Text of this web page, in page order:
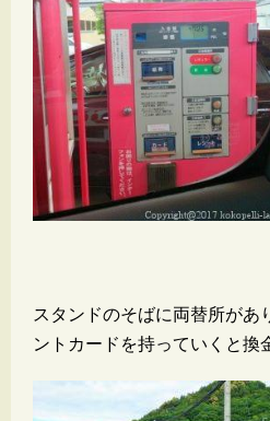
スタンドのそばに両替所があ
ントカードを持っていくと換